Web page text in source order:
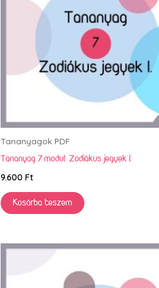
Tananyagok PDF
Tananyag 7.modul: Zodiákus jegyek I.
9.600 Ft
Kosárba teszem